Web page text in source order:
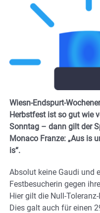
Wiesn-Endspurt-
Herbstfest ist so gut wie
Sonntag – dann gilt der
Monaco Franze: „Aus is
is“.
Absolut keine Gaudi und
Festbesucherin gegen
Hier gilt die Null-
Dies galt auch für einen